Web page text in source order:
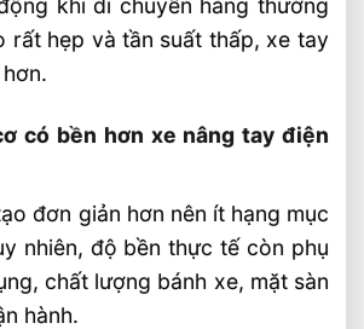
khi di chuyển hàng thường
rất hẹp và tần suất thấp, xe tay
có bền hơn xe nâng tay điện
đơn giản hơn nên ít hạng mục
nhiên, độ bền thực tế còn phụ
chất lượng bánh xe, mặt sàn
hành.